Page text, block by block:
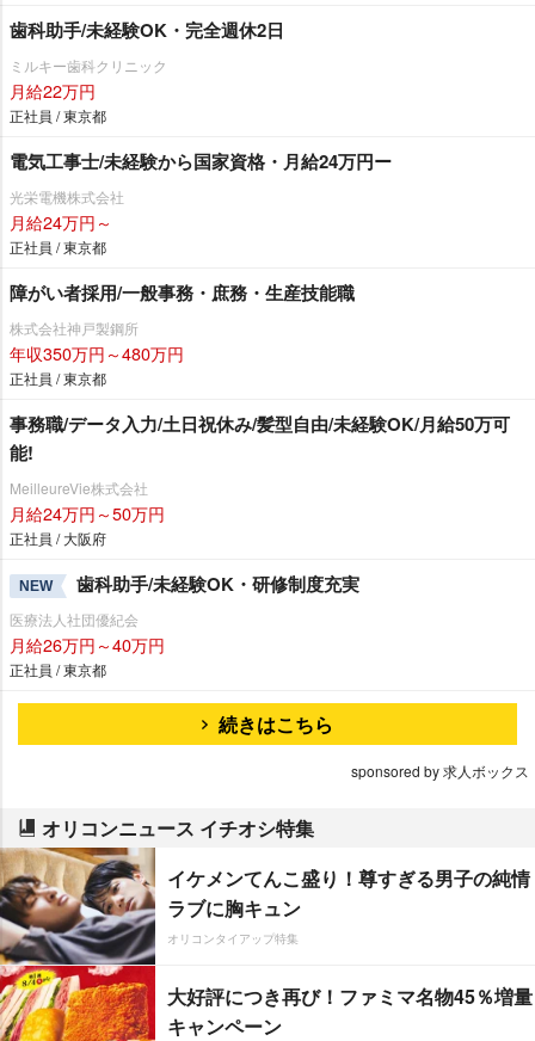
歯科助手/未経験OK・完全週休2日
ミルキー歯科クリニック
月給22万円
正社員 / 東京都
電気工事士/未経験から国家資格・月給24万円ー
光栄電機株式会社
月給24万円～
正社員 / 東京都
障がい者採用/一般事務・庶務・生産技能職
株式会社神戸製鋼所
年収350万円～480万円
正社員 / 東京都
事務職/データ入力/土日祝休み/髪型自由/未経験OK/月給50万可
能!
MeilleureVie株式会社
月給24万円～50万円
正社員 / 大阪府
NEW 歯科助手/未経験OK・研修制度充実
医療法人社団優紀会
月給26万円～40万円
正社員 / 東京都
続きはこちら
sponsored by 求人ボックス
オリコンニュース イチオシ特集
イケメンてんこ盛り！尊すぎる男子の純情
ラブに胸キュン
オリコンタイアップ特集
大好評につき再び！ファミマ名物45％増量
キャンペーン